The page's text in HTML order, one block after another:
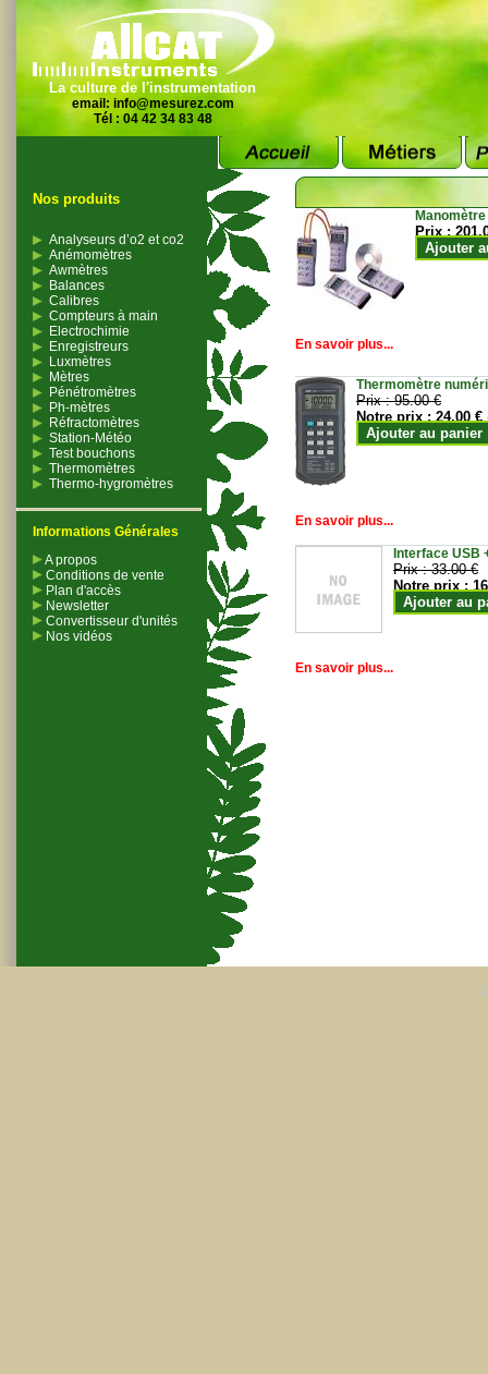
La culture de l'instrumentation
email: info@mesurez.com
Tél : 04 42 34 83 48
Nos produits
Analyseurs d’o2 et co2
Anémomètres
Awmètres
Balances
Calibres
Compteurs à main
Electrochimie
Enregistreurs
Luxmètres
Mètres
Pénétromètres
Ph-mètres
Réfractomètres
Station-Météo
Test bouchons
Thermomètres
Thermo-hygromètres
Informations Générales
A propos
Conditions de vente
Plan d'accès
Newsletter
Convertisseur d'unités
Nos vidéos
Prix :
Ajouter
En savoir plus...
Thermomètre
Prix :95.00 €
Notre prix :24.00 €
Ajouter au panier
En savoir plus...
Interface USB
Prix :33.00 €
Notre prix :
Ajouter au
En savoir plus...